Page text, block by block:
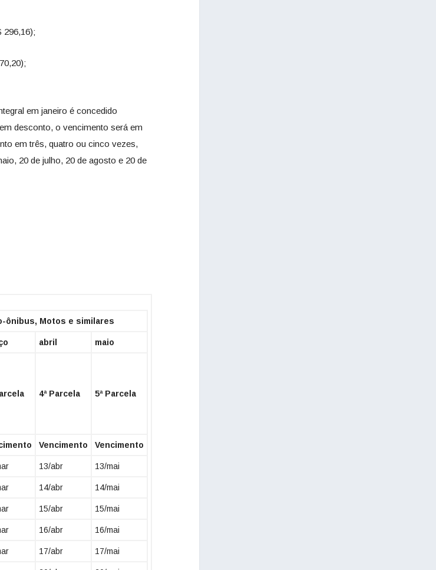
296,16);
em janeiro é concedido
desconto, o vencimento será em
em três, quatro ou cinco vezes,
20 de julho, 20 de agosto e 20 de
ônibus, Motos e similares
abril maio
4ª Parcela 5ª Parcela
Vencimento Vencimento
13/abr 13/mai
14/abr 14/mai
15/abr 15/mai
16/abr 16/mai
17/abr 17/mai